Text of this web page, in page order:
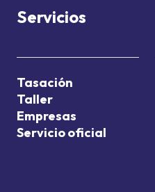
Servicios
Tasación
Taller
Empresas
Servicio oficial